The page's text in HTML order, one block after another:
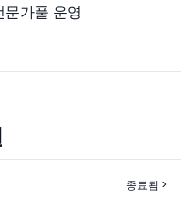
문가풀 운영
종료됨 >